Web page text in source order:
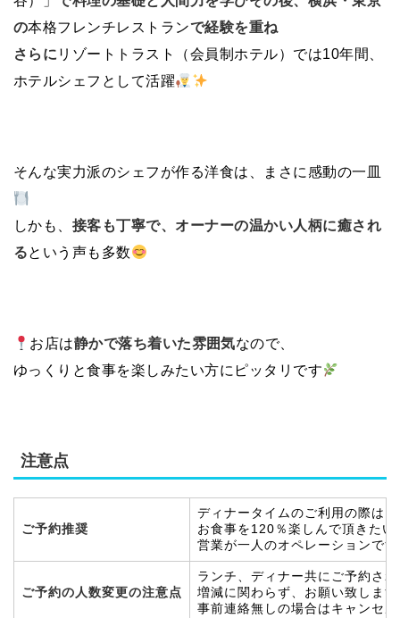
の本格フレンチレストランで経験を重ね
さらに リゾートトラスト（会員制ホテル）では10年間、
ホテルシェフとして活躍
そんな実力派のシェフが作る洋食は、まさに感動の一皿
しかも、 接客も丁寧で、オーナーの温かい人柄に癒され
るという声も多数
お店は静かで落ち着いた雰囲気なので、
ゆっくりと食事を楽しみたい方にピッタリです
注意点
ご予約推奨
ディナータイムのご利用の際は
お食事を120％楽しんで頂きた
営業が一人のオペレーションで
ご予約の人数変更の注意点
ランチ、ディナー共にご予約さ
増減に関わらず、お願い致しま
事前連絡無しの場合はキャンセ